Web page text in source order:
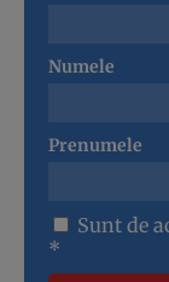
Numele
Prenumele
Sunt de
*